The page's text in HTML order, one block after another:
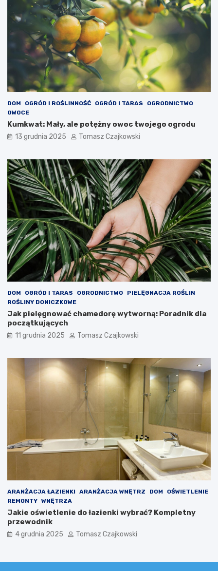
DOM OGRÓD I ROŚLINNOŚĆ OGRÓD I TARAS
OGRODNICTWO
OWOCE
Kumkwat: Mały, ale potężny owoc twojego ogrodu
13 grudnia 2025 Tomasz Czajkowski
DOM OGRÓD I TARAS OGRODNICTWO
PIELĘGNACJA ROŚLIN
ROŚLINY DONICZKOWE
Jak pielęgnować chamedorę wytworną: Poradnik dla
początkujących
11 grudnia 2025 Tomasz Czajkowski
ARANŻACJA ŁAZIENKI ARANŻACJA WNĘTRZ DOM
OŚWIETLENIE
REMONTY WNĘTRZA
Jakie oświetlenie do łazienki wybrać? Kompletny
przewodnik
4 grudnia 2025 Tomasz Czajkowski